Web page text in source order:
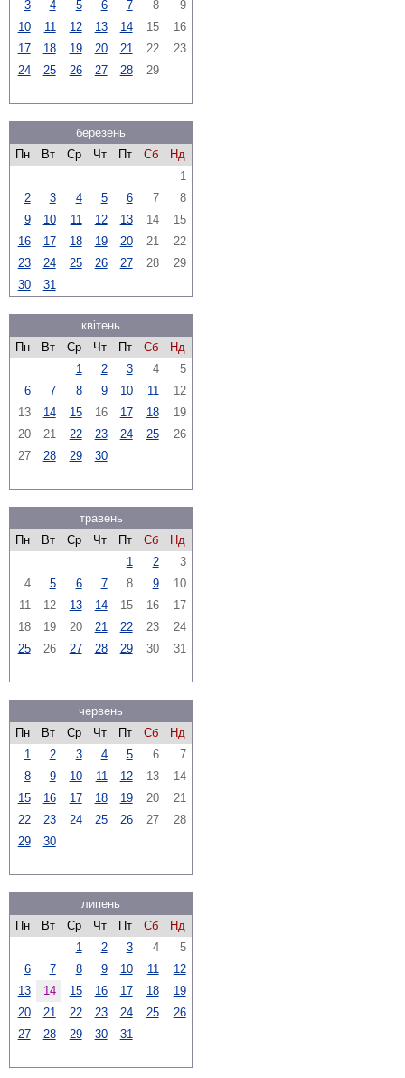
3 4 5 6 7 8
9
10
11 12 13 14 15
16
17
18 19 20 21 22
23
24
25 26 27 28 29
березень
Пн
Вт Ср Чт Пт Сб
Нд
1
2
3 4 5 6 7
8
9
10 11 12 13 14
15
16
17 18 19 20 21
22
23
24 25 26 27 28
29
30
31
квітень
Пн
Вт Ср Чт Пт Сб
Нд
1
2 3 4
5
6
7 8 9 10 11
12
13
14 15 16 17 18
19
20
21 22 23 24 25
26
27
28 29 30
травень
Пн
Вт Ср Чт Пт Сб
Нд
1
2
3
4
5 6 7 8 9
10
11
12 13 14 15 16
17
18
19 20 21 22 23
24
25
26 27 28 29 30 31
червень
Пн
Вт Ср Чт Пт Сб
Нд
1
2 3 4 5 6
7
8
9 10 11 12 13
14
15
16 17 18 19 20
21
22
23 24 25 26 27
28
29
30
липень
Пн
Вт Ср Чт Пт Сб
Нд
1
2 3 4
5
6
7 8 9 10 11
12
13
14 15 16 17 18
19
20
21 22 23 24 25
26
27
28 29 30 31